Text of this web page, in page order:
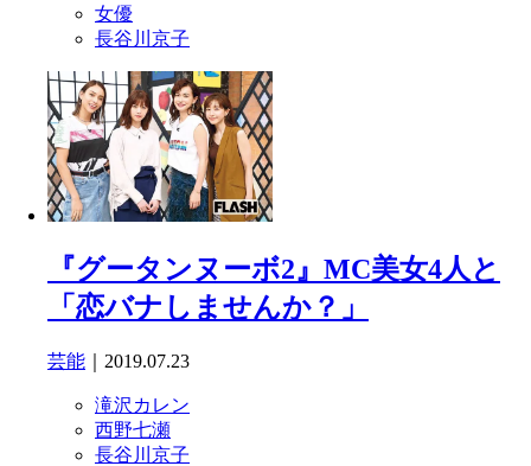
女優
長谷川京子
『グータンヌーボ2』MC美女4人と
「恋バナしませんか？」
芸能 ｜2019.07.23
滝沢カレン
西野七瀬
長谷川京子